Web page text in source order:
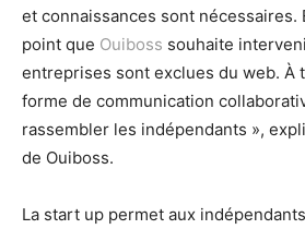
et connaissances sont nécessaires.
point que Ouiboss souhaite
entreprises sont exclues du web. À
forme de communication
rassembler les indépendants »,
de Ouiboss.
La start up permet aux